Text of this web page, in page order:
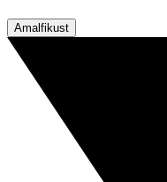
Amalfikust